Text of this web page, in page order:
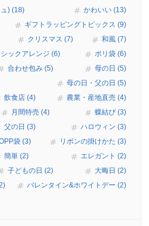
) (18)
かわいい (13)
ギフトラッピングトピックス (9)
クリスマス (7)
和風 (7)
ックアレンジ (6)
ポリ袋 (6)
合わせ包み (5)
母の日 (5)
母の日・父の日 (5)
飲食店 (4)
農業・産地直売 (4)
月間特売 (4)
蝶結び (3)
父の日 (3)
ハロウィン (3)
袋 (3)
リボンの掛けかた (3)
簡単 (2)
エレガント (2)
子どもの日 (2)
大晦日 (2)
バレンタイン&ホワイトデー (2)